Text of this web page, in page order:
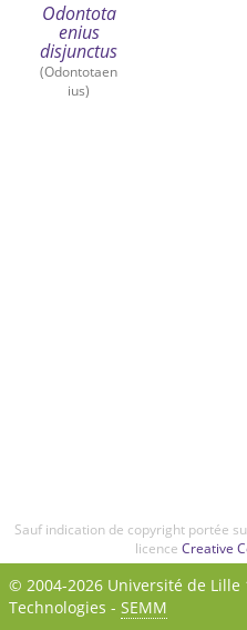
Odontota
enius
disjunctus
(Odontotaen
ius)
Sauf indication de copyright portée
licence Creative
© 2004-2026 Université de Lille
Technologies - SEMM